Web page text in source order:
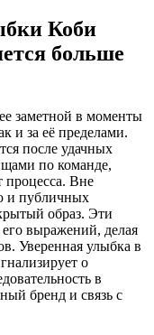
Коби
больше
заметной в моменты
и за её пределами.
после удачных
по команде,
процесса. Вне
и публичных
образ. Эти
выражений, делая
Уверенная улыбка в
о
в
бренд и связь с